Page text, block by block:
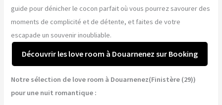
guide pour dénicher le cocon parfait où vous pourrez savourer des
moments de complicité et de détente, et faites de votre
escapade un souvenir inoubliable.
Découvrir les love room à Douarnenez sur Booking
Notre sélection de love room à Douarnenez(Finistère (29))
pour une nuit romantique :